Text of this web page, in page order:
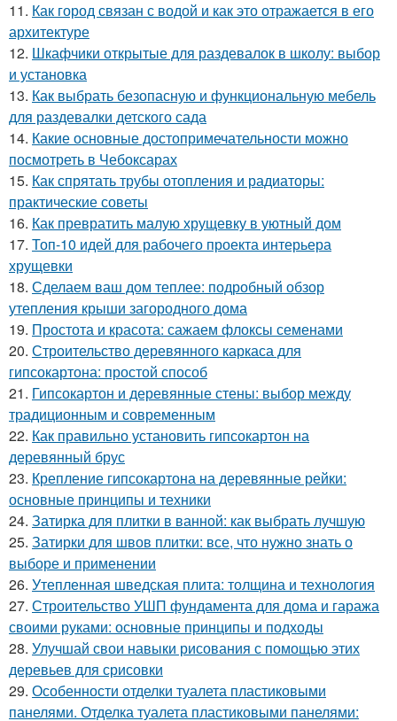
11. Как город связан с водой и как это отражается в его
архитектуре
12. Шкафчики открытые для раздевалок в школу: выбор
и установка
13. Как выбрать безопасную и функциональную мебель
для раздевалки детского сада
14. Какие основные достопримечательности можно
посмотреть в Чебоксарах
15. Как спрятать трубы отопления и радиаторы:
практические советы
16. Как превратить малую хрущевку в уютный дом
17. Топ-10 идей для рабочего проекта интерьера
хрущевки
18. Сделаем ваш дом теплее: подробный обзор
утепления крыши загородного дома
19. Простота и красота: сажаем флоксы семенами
20. Строительство деревянного каркаса для
гипсокартона: простой способ
21. Гипсокартон и деревянные стены: выбор между
традиционным и современным
22. Как правильно установить гипсокартон на
деревянный брус
23. Крепление гипсокартона на деревянные рейки:
основные принципы и техники
24. Затирка для плитки в ванной: как выбрать лучшую
25. Затирки для швов плитки: все, что нужно знать о
выборе и применении
26. Утепленная шведская плита: толщина и технология
27. Строительство УШП фундамента для дома и гаража
своими руками: основные принципы и подходы
28. Улучшай свои навыки рисования с помощью этих
деревьев для срисовки
29. Особенности отделки туалета пластиковыми
панелями. Отделка туалета пластиковыми панелями: